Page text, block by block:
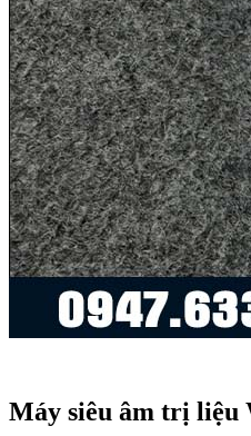
Máy siêu âm trị liệu